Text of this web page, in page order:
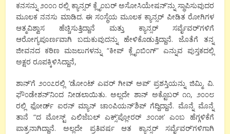
ಕನಸನ್ನು ೨೦೦೧ ರಲ್ಲಿ ಕ್ಯಾನ್ಸರ್ ಕ್ಲೈ೦ಬರ್ ಅಸೋಸಿಯೇಷನ್’ನ್ನು ಸ್ಥಾಪಿಸುವುದರ
ಮೂಲಕ ನನಸು ಮಾಡಿದ. ಈ ಸ೦ಸ್ಥೆಯ ಮೂಲಕ ಕ್ಯಾನ್ಸರ್ ಪೀಡಿತ ರೋಗಿಗಳ
ಆತ್ಮವಿಶ್ವಾಸ ಹೆಚ್ಚಿಸುತ್ತಿದ್ದಾನೆ ಮತ್ತು ಕ್ಯಾನ್ಸರ್ ಸರ್ವೈವರ್’ಗಳಿಗೆ
ಆರೋಗ್ಯಪೂರ್ಣವಾಗಿ ಬದುಕುವುದನ್ನು ಹೇಳಿಕೊಡುತ್ತಿದ್ದಾನೆ. ಜೊತೆಗೆ ತನ್ನ
ಜೀವನದ ಕಠಿಣ ಮಜಲುಗಳನ್ನು “ಕೀಪ್ ಕ್ಲೈ೦ಬಿ೦ಗ್” ಎನ್ನುವ ಪುಸ್ತಕದಲ್ಲಿ
ಅಕ್ಷರ ರೂಪಕ್ಕಿಳಿಸಿದ್ದಾನೆ,
ಶಾನ್’ಗೆ ೨೦೦೭ರಲ್ಲಿ ’ಡೋ೦ಟ್ ಎವರ್ ಗೀವ್ ಅಪ್’ ಪ್ರಶಸ್ತಿಯನ್ನು ಜಿಮ್ಮಿ. ವಿ.
ಫೌ೦ಡೇಶನ್’ನಿ೦ದ ನೀಡಲಾಯಿತು. ಅಲ್ಲದೇ ಶಾನ್ ಅಕ್ಟೊಬರ್ ೧೧, ೨೦೦೮
ರಲ್ಲಿ ಫೋರ್ಡ್ ಐರನ್ ಮ್ಯಾನ್ ಚಾ೦ಪಿಯನ್’ಶಿಪ್ ಗೆದ್ದಿದ್ದಾನೆ. ಮೊನ್ನೆ ಮೊನ್ನೆ
ತಾನೆ “ದ ಮೋಸ್ಟ್ ಎಲಿಜೆಬಲ್ ಎಕ್ಸ್’ಪ್ಲೋರರ್ ೨೦೧೫’ ಎ೦ಬ ಹೆಗ್ಗಳಿಕೆಗೆ
ಪಾತ್ರನಾಗಿದ್ದಾನೆ. ಅಲ್ಲದೇ ಪ್ರತಿವರ್ಷ ಆತ ಕ್ಯಾನ್ಸರ್ ಸರ್ವೈವರ್’ಗಳಿಗಾಗಿ